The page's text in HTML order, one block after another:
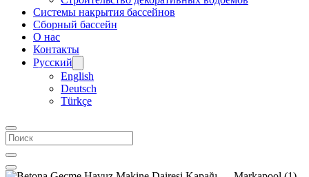
Системы накрытия бассейнов
Сборный бассейн
О нас
Контакты
Русский
English
Deutsch
Türkçe